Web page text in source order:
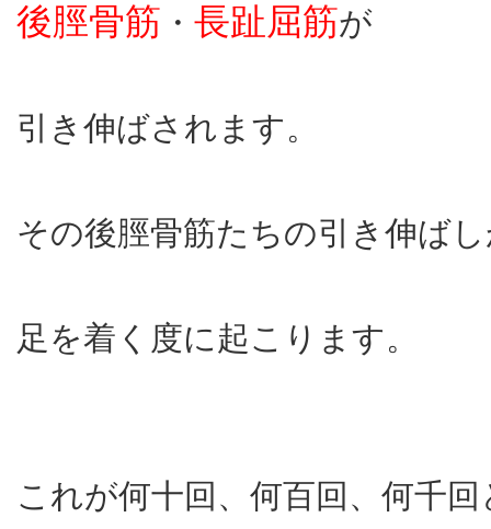
後脛骨筋 ・ 長趾屈筋が
引き伸ばされます。
その後脛骨筋たちの引き伸ば
足を着く度に起こります。
これが何十回、何百回、何千回